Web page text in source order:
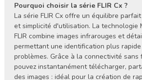
Pourquoi choisir la série FLIR Cx ?
La série FLIR Cx offre un équilibre
et simplicité d'utilisation. La technologie
FLIR combine images infrarouges et
permettant une identification plus
problèmes. Grâce à la connectivité sans
pouvez instantanément télécharger,
des images : idéal pour la création de